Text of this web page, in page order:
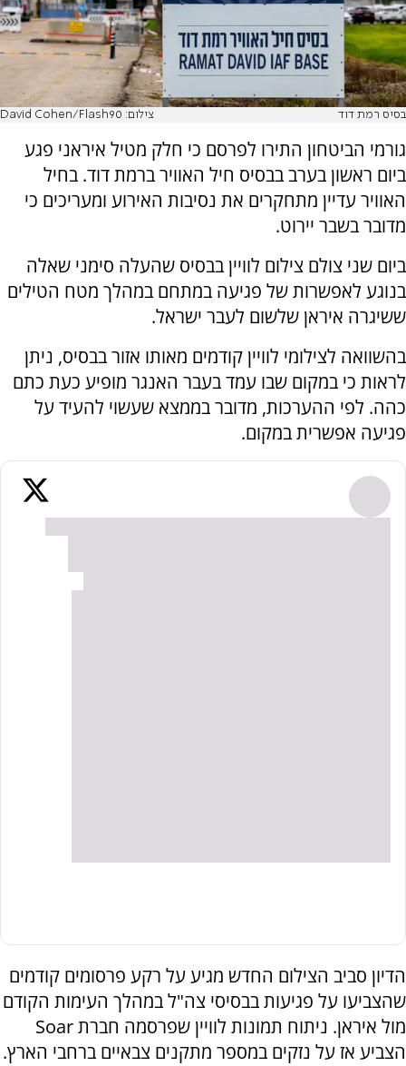
בסיס רמת דוד צילום: David Cohen/Flash90
גורמי הביטחון התירו לפרסם כי חלק מטיל איראני פגע
ביום ראשון בערב בבסיס חיל האוויר ברמת דוד. בחיל
האוויר עדיין מתחקרים את נסיבות האירוע ומעריכים כי
מדובר בשבר יירוט.
ביום שני צולם צילום לוויין בבסיס שהעלה סימני שאלה
בנוגע לאפשרות של פגיעה במתחם במהלך מטח הטילים
ששיגרה איראן שלשום לעבר ישראל.
בהשוואה לצילומי לוויין קודמים מאותו אזור בבסיס, ניתן
לראות כי במקום שבו עמד בעבר האנגר מופיע כעת כתם
כהה. לפי ההערכות, מדובר בממצא שעשוי להעיד על
פגיעה אפשרית במקום.
הדיון סביב הצילום החדש מגיע על רקע פרסומים קודמים
שהצביעו על פגיעות בבסיסי צה"ל במהלך העימות הקודם
מול איראן. ניתוח תמונות לוויין שפרסמה חברת Soar
הצביע אז על נזקים במספר מתקנים צבאיים ברחבי הארץ.